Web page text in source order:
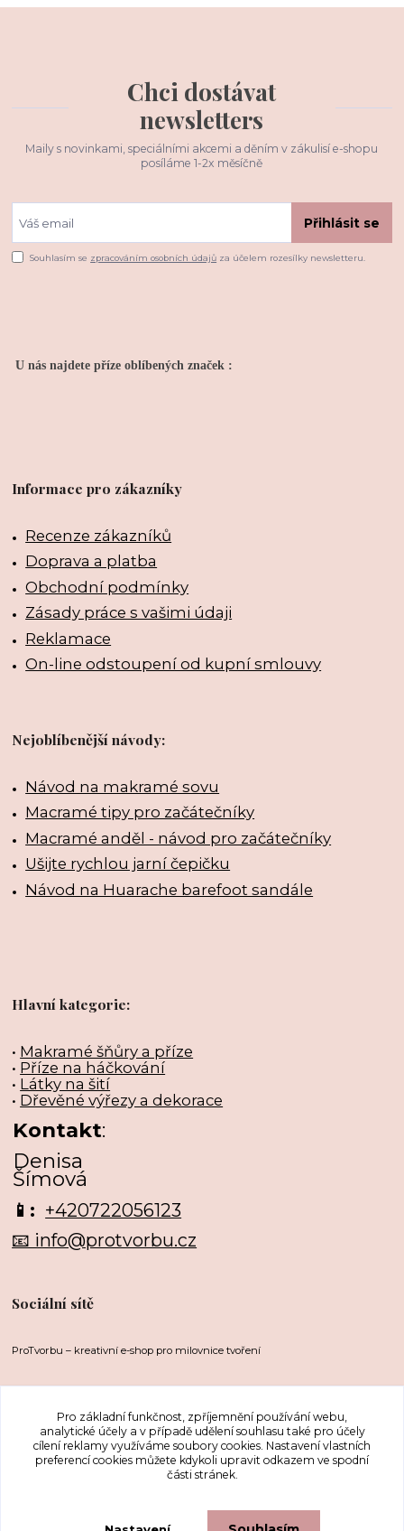
Chci dostávat
newsletters
Maily s novinkami, speciálními akcemi a děním v zákulisí e-shopu
posíláme 1-2x měsíčně
Přihlásit se
Souhlasím se zpracováním osobních údajů za účelem rozesílky newsletteru.
U nás najdete příze oblíbených značek :
Informace pro zákazníky
Recenze zákazníků
Doprava a platba
Obchodní podmínky
Zásady práce s vašimi údaji
Reklamace
On-line odstoupení od kupní smlouvy
Nejoblíbenější návody:
Návod na makramé sovu
Macramé tipy pro začátečníky
Macramé anděl - návod pro začátečníky
Ušijte rychlou jarní čepičku
Návod na Huarache barefoot sandále
Hlavní kategorie:
• Makramé šňůry a příze
• Příze na háčkování
• Látky na šití
• Dřevěné výřezy a dekorace
Kontakt:
Denisa
Šímová
📱: +420722056123
📧 info@protvorbu.cz
Sociální sítě
ProTvorbu – kreativní e-shop pro milovnice tvoření
Upravit sběr cookies.
Pro základní funkčnost, zpříjemnění používání webu,
analytické účely a v případě udělení souhlasu také pro účely
cílení reklamy využíváme soubory cookies. Nastavení vlastních
preferencí cookies můžete kdykoli upravit odkazem ve spodní
části stránek.